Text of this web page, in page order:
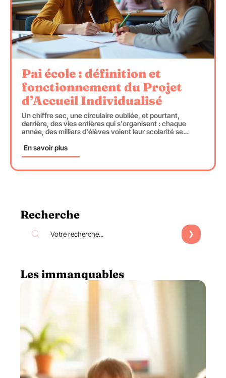
Pai école : définition et
fonctionnement du Projet
d’Accueil Individualisé
Un chiffre sec, une circulaire oubliée, et pourtant,
derrière, des vies entières qui s'organisent : chaque
année, des milliers d'élèves voient leur scolarité se…
En savoir plus
Recherche
Les immanquables